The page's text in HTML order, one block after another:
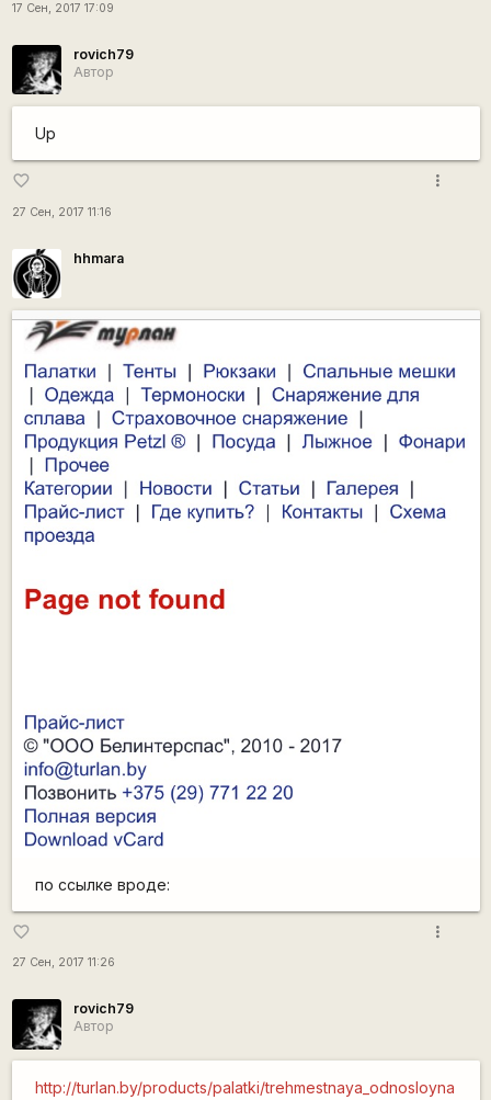
17 Сен, 2017 17:09
rovich79
Автор
Up
favorite_border
27 Сен, 2017 11:16
more_vert
hhmara
по ссылке вроде:
favorite_border
27 Сен, 2017 11:26
more_vert
rovich79
Автор
http://turlan.by/products/palatki/trehmestnaya_odnosloyna